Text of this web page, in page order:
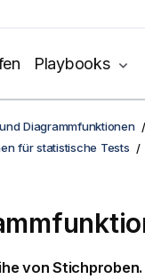
Playbooks
Diagrammfunktionen
für statistische Tests
von Stichproben.